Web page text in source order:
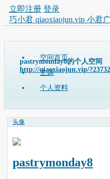
立即注册 登录
巧小君 qiaoxiaojun.vip 小君
pastrymonday8的个人空间
http://qiaoxiaojun.vip/
空间首页
主题
个人资料
头像
pastrymonday8